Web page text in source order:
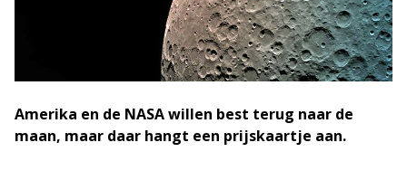
Amerika en de NASA willen best terug naar de
maan, maar daar hangt een prijskaartje aan.